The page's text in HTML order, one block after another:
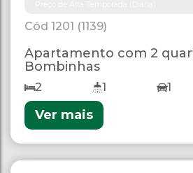
1201 (1139)
Apartamento com 2
Bombinhas
2 1 1
Ver mais